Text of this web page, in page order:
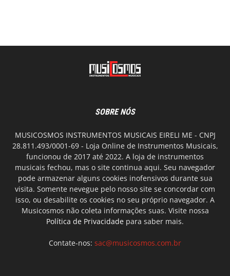
SOBRE NÓS
MUSICOSMOS INSTRUMENTOS MUSICAIS EIRELI ME - CNPJ
28.811.493/0001-69 - Loja Online de Instrumentos Musicais,
funcionou de 2017 até 2022. A loja de instrumentos
musicais fechou, mas o site continua aqui. Seu navegador
pode armazenar alguns cookies inofensivos durante sua
visita. Somente nevegue pelo nosso site se concordar com
isso, ou desabilite os cookies no seu próprio navegador. A
Musicosmos não coleta informações suas. Visite nossa
Política de Privacidade para saber mais.
Contate-nos: sac@musicosmos.com.br